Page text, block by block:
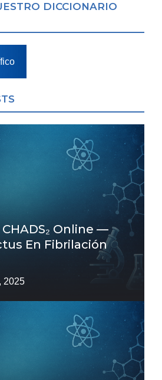
DICCIONARIO
Online —
En Fibrilación
2025